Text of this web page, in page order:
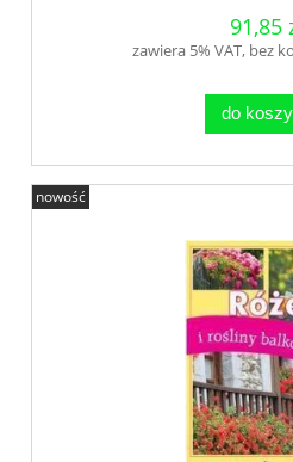
91,85
zawiera 5% VAT, bez
do
nowość